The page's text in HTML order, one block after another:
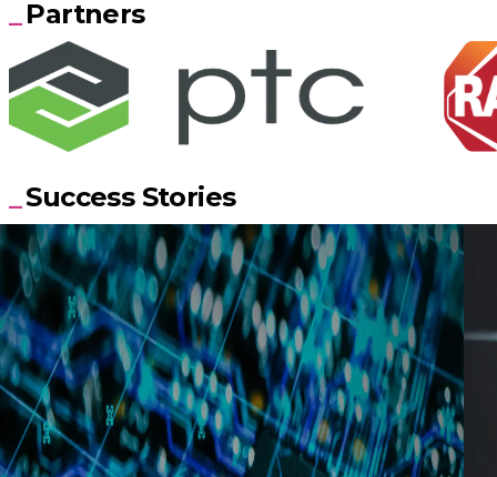
Partners
Success Stories
23 juillet 2026